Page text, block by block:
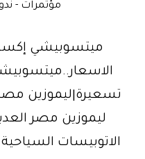
مؤتمرات -
ميتسوبيشي
ليموزين مصر
الاتوبيسات